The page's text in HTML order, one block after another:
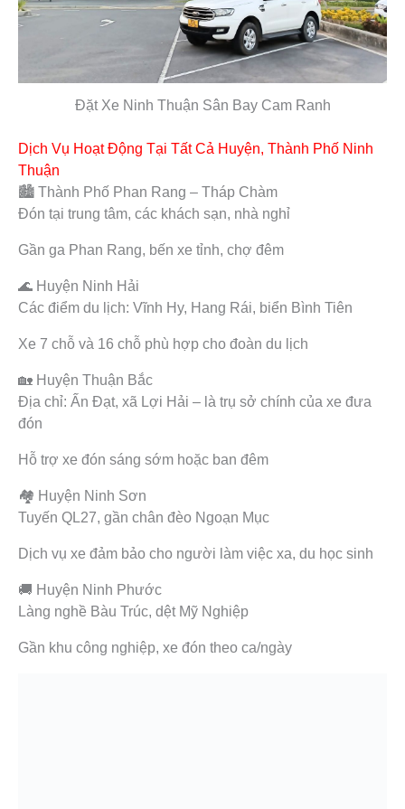
Đặt Xe Ninh Thuận Sân Bay Cam Ranh
Dịch Vụ Hoạt Động Tại Tất Cả Huyện, Thành Phố Ninh
Thuận
🏙️ Thành Phố Phan Rang – Tháp Chàm
Đón tại trung tâm, các khách sạn, nhà nghỉ
Gần ga Phan Rang, bến xe tỉnh, chợ đêm
🌊 Huyện Ninh Hải
Các điểm du lịch: Vĩnh Hy, Hang Rái, biển Bình Tiên
Xe 7 chỗ và 16 chỗ phù hợp cho đoàn du lịch
🏡 Huyện Thuận Bắc
Địa chỉ: Ấn Đạt, xã Lợi Hải – là trụ sở chính của xe đưa
đón
Hỗ trợ xe đón sáng sớm hoặc ban đêm
🏘️ Huyện Ninh Sơn
Tuyến QL27, gần chân đèo Ngoạn Mục
Dịch vụ xe đảm bảo cho người làm việc xa, du học sinh
🚚 Huyện Ninh Phước
Làng nghề Bàu Trúc, dệt Mỹ Nghiệp
Gần khu công nghiệp, xe đón theo ca/ngày